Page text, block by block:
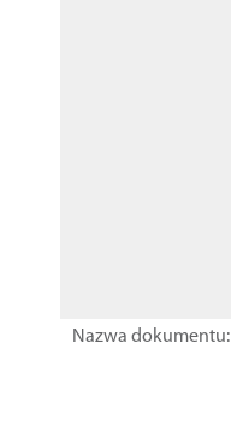
Nazwa dokumentu: